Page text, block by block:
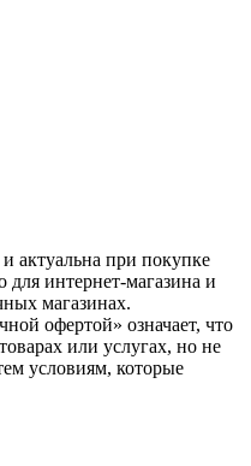
актуальна при покупке
для интернет-магазина и
магазинах.
офертой» означает, что
или услугах, но не
условиям, которые